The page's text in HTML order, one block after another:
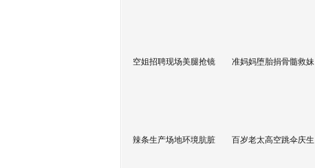
空姐招聘现场美腿抢镜 准妈妈堕胎捐骨髓救妹
辣条生产场地环境肮脏 百岁老太高空跳伞庆生